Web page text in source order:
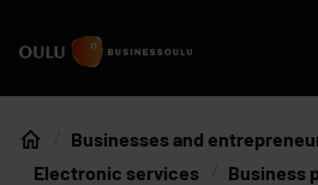
To home page
Suomeksi
In english
Home
Businesses and
Electronic services
Business